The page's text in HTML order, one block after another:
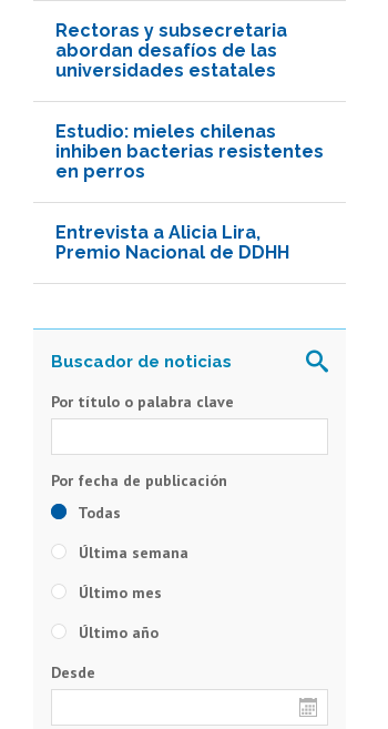
Rectoras y subsecretaria
abordan desafíos de las
universidades estatales
Estudio: mieles chilenas
inhiben bacterias resistentes
en perros
Entrevista a Alicia Lira,
Premio Nacional de DDHH
Por título o palabra clave
Todas
Última semana
Último mes
Último año
Desde